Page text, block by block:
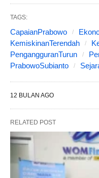
TAGS:
CapaianPrabowo
KemiskinanTerendah
PengangguranTurun
PrabowoSubianto
12 BULAN AGO
RELATED POST